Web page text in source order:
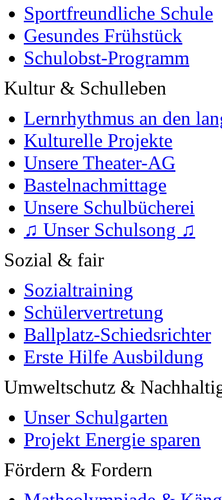
Sportfreundliche Schule
Gesundes Frühstück
Schulobst-Programm
Kultur & Schulleben
Lernrhythmus an den
Kulturelle Projekte
Unsere Theater-AG
Bastelnachmittage
Unsere Schulbücherei
♫ Unser Schulsong ♫
Sozial & fair
Sozialtraining
Schülervertretung
Ballplatz-Schiedsrichter
Erste Hilfe Ausbildung
Umweltschutz &
Unser Schulgarten
Projekt Energie sparen
Fördern & Fordern